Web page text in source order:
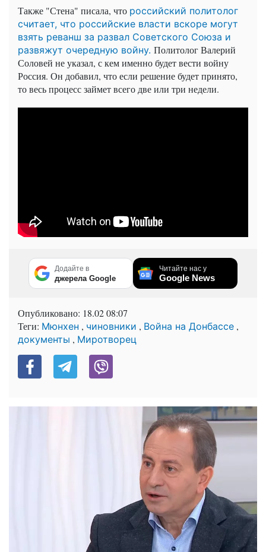
Также "Стена" писала, что российский политолог
считает, что российские власти вскоре могут
взять реванш за развал Советского Союза и
развяжут очередную войну. Политолог Валерий
Соловей не указал, с кем именно будет вести войну
Россия. Он добавил, что если решение будет принято,
то весь процесс займет всего две или три недели.
Додайте в
джерела Google
Читайте нас у
Google News
Опубликовано: 18.02 08:07
Теги: Мюнхен , чиновники , Война на Донбассе ,
документы , Миротворец